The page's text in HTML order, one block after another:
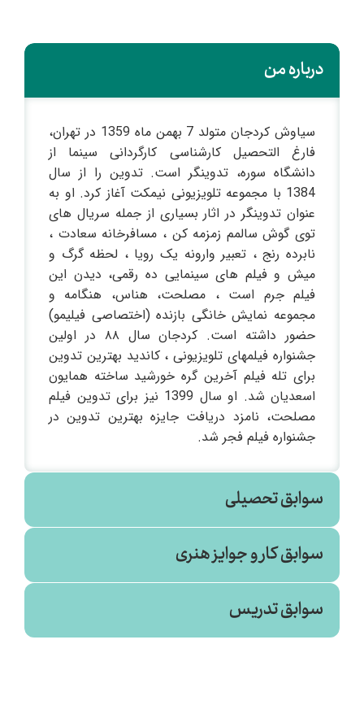
درباره من
سیاوش کردجان متولد 7 بهمن ماه 1359 در تهران،
فارغ التحصیل کارشناسی کارگردانی سینما از
دانشگاه سوره، تدوینگر است. تدوین را از سال
1384 با مجموعه تلویزیونی نیمکت آغاز کرد. او به
عنوان تدوینگر در اثار بسیاری از جمله سریال های
توی گوش سالمم زمزمه کن ، مسافرخانه سعادت ،
نابرده رنج ، تعبیر وارونه یک رویا ، لحظه گرگ و
میش و فیلم های سینمایی ده رقمی، دیدن این
فیلم جرم است ، مصلحت، هناس، هنگامه و
مجموعه نمایش خانگی بازنده (اختصاصی فیلیمو)
حضور داشته است. کردجان سال ۸۸ در اولین
جشنواره فیلمهای تلویزیونی ، کاندید بهترین تدوین
برای تله فیلم آخرین گره خورشید ساخته همایون
اسعدیان شد. او سال 1399 نیز برای تدوین فیلم
مصلحت، نامزد دریافت جایزه بهترین تدوین در
جشنواره فیلم فجر شد.
سوابق تحصیلی
سینما
معاونت اموزش (۱۴۰۴)
سوابق کار و جوایز هنری
۱۴۰۲
سوابق تدریس